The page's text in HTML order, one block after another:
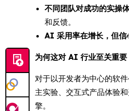
不同团队对成功的实操
和反馈。
AI 采用率在增长，但信
为何这对 AI 行业至关重要
对于以开发者为中心的软
主实验、交互式产品体验
擎。